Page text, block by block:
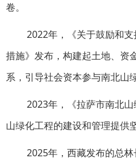
卷。
2022年，《关于鼓励和
措施》发布，构建起土地、资
系，引导社会资本参与南北山
2023年，《拉萨市南北
山绿化工程的建设和管理提供
2025年，西藏发布的总